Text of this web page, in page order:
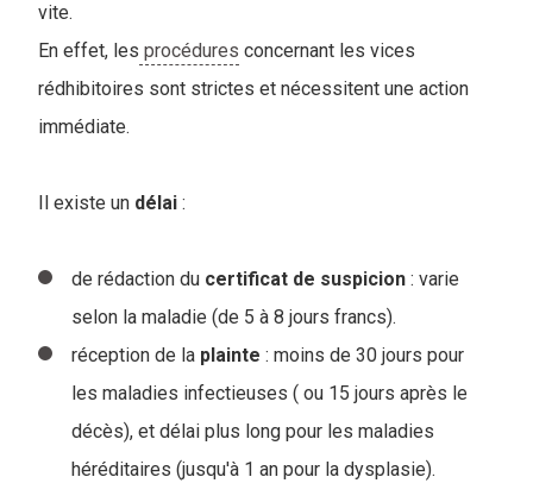
vite.
En effet, les procédures concernant les vices
rédhibitoires sont strictes et nécessitent une action
immédiate.
Il existe un délai :
de rédaction du certificat de suspicion : varie
selon la maladie (de 5 à 8 jours francs).
réception de la plainte : moins de 30 jours pour
les maladies infectieuses ( ou 15 jours après le
décès), et délai plus long pour les maladies
héréditaires (jusqu'à 1 an pour la dysplasie).